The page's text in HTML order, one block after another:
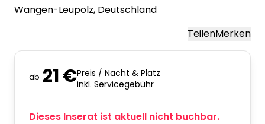
Wangen-Leupolz, Deutschland
TeilenMerken
ab 21 €Preis / Nacht & Platz
inkl. Servicegebühr
Dieses Inserat ist aktuell nicht buchbar.